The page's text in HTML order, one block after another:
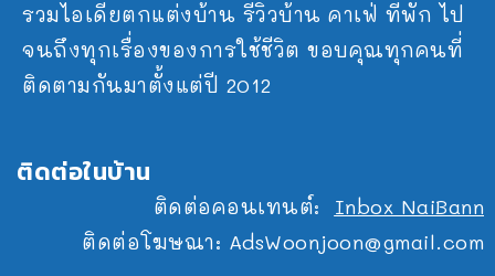
รวมไอเดียตกแต่งบ้าน รีวิวบ้าน คาเฟ่ ที่พัก ไป
จนถึงทุกเรื่องของการใช้ชีวิต ขอบคุณทุกคนที่
ติดตามกันมาตั้งแต่ปี 2012
ติดต่อในบ้าน
ติดต่อคอนเทนต์: Inbox NaiBann
ติดต่อโฆษณา: AdsWoonjoon@gmail.com